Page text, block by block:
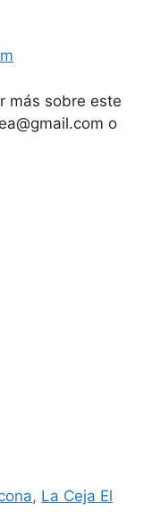
más sobre este
o
, La Ceja El